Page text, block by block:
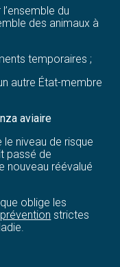
du
des animaux à
temporaires ;
autre État-membre
aviaire
niveau de risque
passé de
nouveau réévalué
oblige les
strictes